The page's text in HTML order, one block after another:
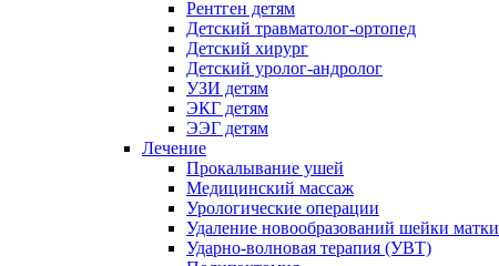
Рентген детям
Детский травматолог-ортопед
Детский хирург
Детский уролог-андролог
УЗИ детям
ЭКГ детям
ЭЭГ детям
Лечение
Прокалывание ушей
Медицинский массаж
Урологические операции
Удаление новообразований шейки матки
Ударно-волновая терапия (УВТ)